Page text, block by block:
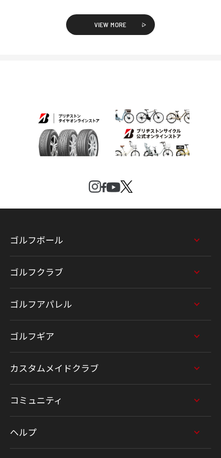
VIEW MORE
ゴルフボール
ゴルフクラブ
ゴルフアパレル
ゴルフギア
カスタムメイドクラブ
コミュニティ
ヘルプ